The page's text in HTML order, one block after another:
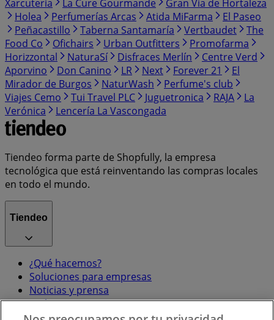
Xarcuteria
La Cure Gourmande
Gran Vía de Hortaleza
Holea
Perfumerías Arcas Atida MiFarma
El Paseo
Peñacastillo
Taberna Santamaría Vertbaudet
The
Food Co
Ofichairs Urban Outfitters
Promofarma
Horizzontal
NaturaSí Disfraces Merlín
Centre Verd
Aporvino
Don Canino LR Next Forever 21
El
Mirador de Burgos
NaturWash
Perfume's club
Viajes Cemo
Tui Travel PLC Juguetronica RAJA
La
Verónica
Lencería La Vascongada
Tiendeo forma parte de Shopfully, la empresa
tecnológica que está reinventando las compras locales
en todo el mundo.
Tiendeo
¿Qué hacemos?
Soluciones para empresas
Noticias y prensa
Trabaja con nosotros